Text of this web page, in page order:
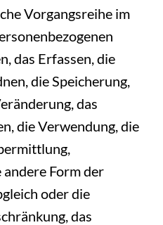
Vorgangsreihe im
das Erfassen, die
die Speicherung,
das
die Verwendung, die
Form der
oder die
das